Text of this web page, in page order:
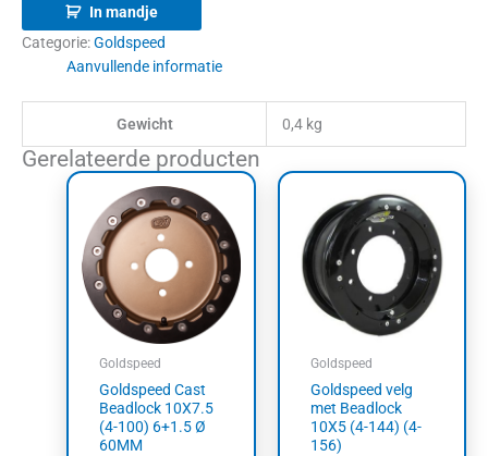
In mandje
Categorie:Goldspeed
Aanvullende informatie
Gewicht 0,4 kg
Gerelateerde producten
Goldspeed
Goldspeed Cast
Beadlock 10X7.5
(4-100) 6+1.5 Ø
60MM
Goldspeed
Goldspeed velg
met Beadlock
10X5 (4-144) (4-
156)